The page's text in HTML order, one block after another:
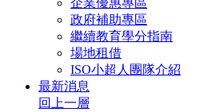
企業優惠專區
政府補助專區
繼續教育學分指南
場地租借
ISO小超人團隊介紹
最新消息
回上一層